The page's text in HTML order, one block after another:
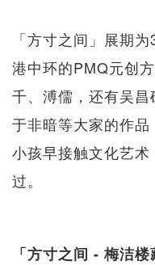
「方寸之间」展期
港中环的PMQ元创
千、溥儒，还有吴昌
于非暗等大家的作
小孩早接触文化艺
过。
「方寸之间 - 梅洁